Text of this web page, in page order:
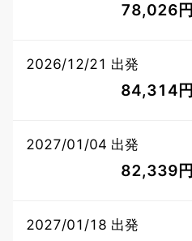
78,026円
2026/12/21 出発
84,314円
2027/01/04 出発
82,339円
2027/01/18 出発